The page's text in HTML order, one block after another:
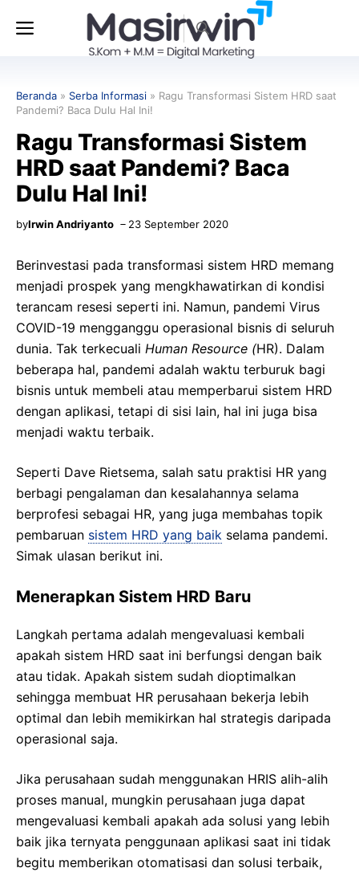
Menu
Beranda » Serba Informasi » Ragu Transformasi Sistem HRD saat
Pandemi? Baca Dulu Hal Ini!
Ragu Transformasi Sistem
HRD saat Pandemi? Baca
Dulu Hal Ini!
byIrwin Andriyanto 23 September 2020
Berinvestasi pada transformasi sistem HRD memang
menjadi prospek yang mengkhawatirkan di kondisi
terancam resesi seperti ini. Namun, pandemi Virus
COVID-19 mengganggu operasional bisnis di seluruh
dunia. Tak terkecuali Human Resource (HR). Dalam
beberapa hal, pandemi adalah waktu terburuk bagi
bisnis untuk membeli atau memperbarui sistem HRD
dengan aplikasi, tetapi di sisi lain, hal ini juga bisa
menjadi waktu terbaik.
Seperti Dave Rietsema, salah satu praktisi HR yang
berbagi pengalaman dan kesalahannya selama
berprofesi sebagai HR, yang juga membahas topik
pembaruan sistem HRD yang baik selama pandemi.
Simak ulasan berikut ini.
Menerapkan Sistem HRD Baru
Langkah pertama adalah mengevaluasi kembali
apakah sistem HRD saat ini berfungsi dengan baik
atau tidak. Apakah sistem sudah dioptimalkan
sehingga membuat HR perusahaan bekerja lebih
optimal dan lebih memikirkan hal strategis daripada
operasional saja.
Jika perusahaan sudah menggunakan HRIS alih-alih
proses manual, mungkin perusahaan juga dapat
mengevaluasi kembali apakah ada solusi yang lebih
baik jika ternyata penggunaan aplikasi saat ini tidak
begitu memberikan otomatisasi dan solusi terbaik,